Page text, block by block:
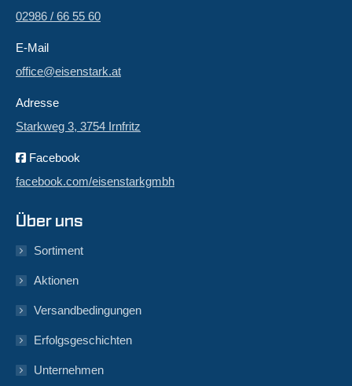
02986 / 66 55 60
E-Mail
office@eisenstark.at
Adresse
Starkweg 3, 3754 Irnfritz
Facebook
facebook.com/eisenstarkgmbh
Über uns
Sortiment
Aktionen
Versandbedingungen
Erfolgsgeschichten
Unternehmen